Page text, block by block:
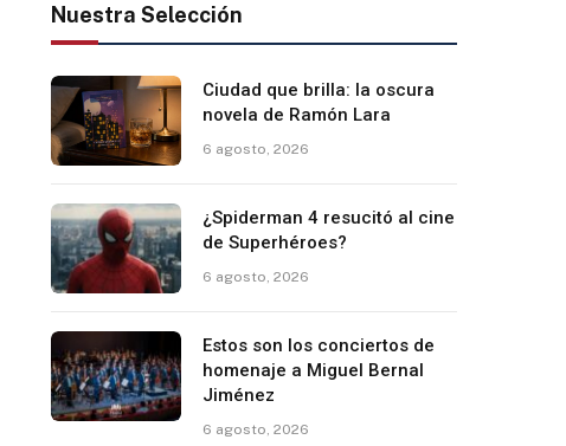
Nuestra Selección
Ciudad que brilla: la oscura
novela de Ramón Lara
6 agosto, 2026
¿Spiderman 4 resucitó al cine
de Superhéroes?
6 agosto, 2026
Estos son los conciertos de
homenaje a Miguel Bernal
Jiménez
6 agosto, 2026